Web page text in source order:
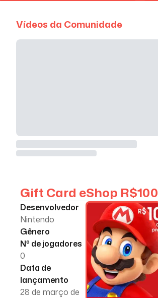
Vídeos da Comunidade
Gift Card eShop R$100
Desenvolvedor
Nintendo
Gênero
Nº de jogadores
0
Data de
lançamento
28 de março de